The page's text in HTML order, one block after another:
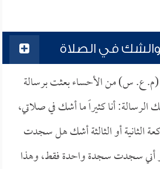
في الصلاة
(م. ع. س) من الأحساء بعثت برسالة
الرسالة: أنا كثيراً ما أشك في صلاتي،
الثانية أو الثالثة أشك هل سجدت
أني سجدت سجدة واحدة فقط، وهذا